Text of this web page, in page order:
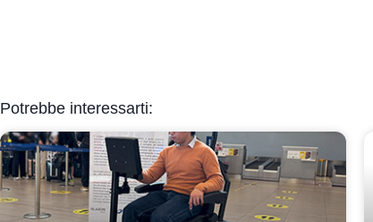
Potrebbe interessarti: